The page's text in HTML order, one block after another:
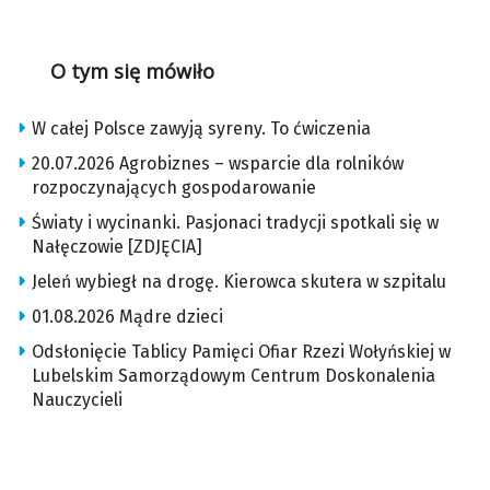
O tym się mówiło
W całej Polsce zawyją syreny. To ćwiczenia
20.07.2026 Agrobiznes – wsparcie dla rolników
rozpoczynających gospodarowanie
Światy i wycinanki. Pasjonaci tradycji spotkali się w
Nałęczowie [ZDJĘCIA]
Jeleń wybiegł na drogę. Kierowca skutera w szpitalu
01.08.2026 Mądre dzieci
Odsłonięcie Tablicy Pamięci Ofiar Rzezi Wołyńskiej w
Lubelskim Samorządowym Centrum Doskonalenia
Nauczycieli